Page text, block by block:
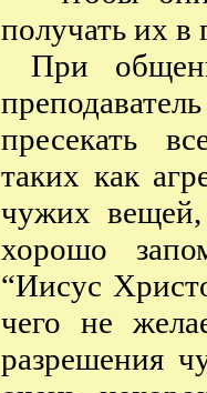
получать их в
При
пресекать
таких как
чужих
хорошо
“Иисус
чего не
разрешения